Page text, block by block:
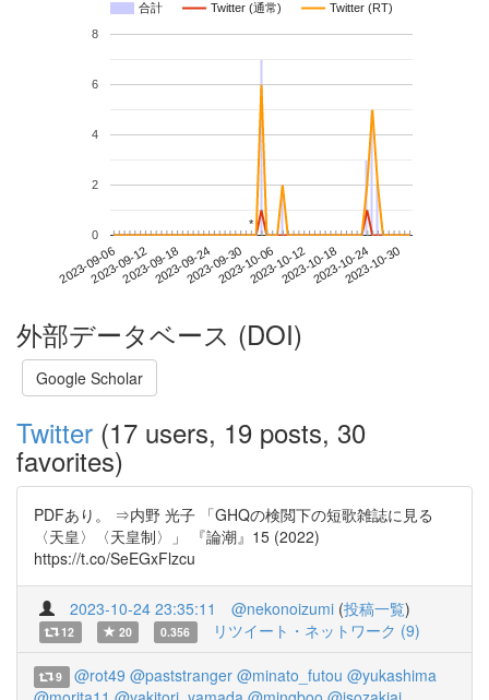
合計 Twitter (通常) Twitter (RT)
2023-09-062023-09-122023-09-182023-09-242023-09-302023-10-062023-10-122023-10-182023-10-242023-10-30
0
2
4
6
8
**
外部データベース (DOI)
Google Scholar
Twitter (17 users, 19 posts, 30
favorites)
PDFあり。 ⇒内野 光子 「GHQの検閲下の短歌雑誌に見る
〈天皇〉〈天皇制〉」 『論潮』15 (2022)
https://t.co/SeEGxFlzcu
2023-10-24 23:35:11 @nekonoizumi (投稿一覧)
12 20 0.356 リツイート・ネットワーク (9)
9 @rot49 @paststranger @minato_futou @yukashima